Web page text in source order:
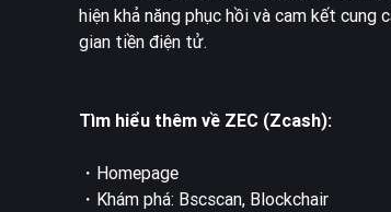
hiện khả năng phục hồi và cam kết
gian tiền điện tử.
Tìm hiểu thêm về ZEC (Zcash):
・ Homepage
・Khám phá: Bscscan, Blockchair